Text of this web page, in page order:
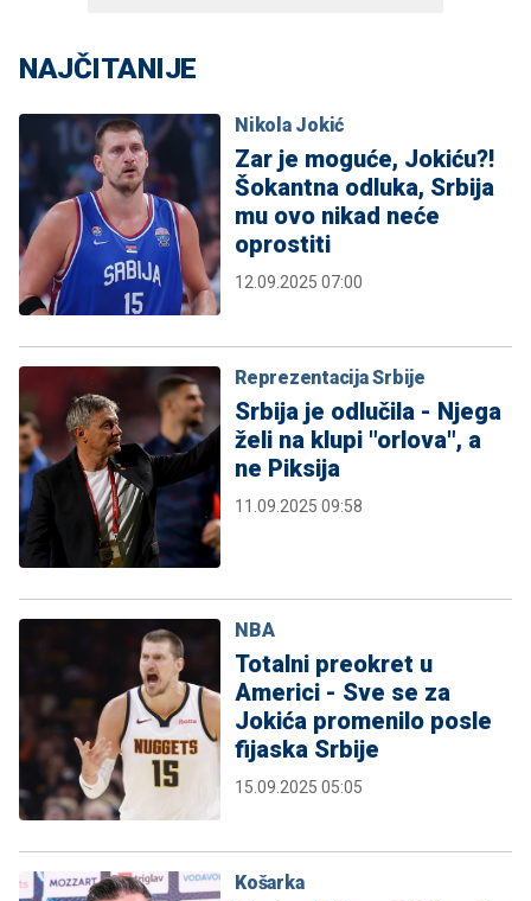
NAJČITANIJE
Nikola Jokić
Zar je moguće, Jokiću?!
Šokantna odluka, Srbija
mu ovo nikad neće
oprostiti
12.09.2025 07:00
Reprezentacija Srbije
Srbija je odlučila - Njega
želi na klupi "orlova", a
ne Piksija
11.09.2025 09:58
NBA
Totalni preokret u
Americi - Sve se za
Jokića promenilo posle
fijaska Srbije
15.09.2025 05:05
Košarka